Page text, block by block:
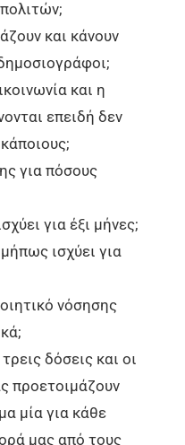
και κάνουν
και η
επειδή δεν
για πόσους
σχύει για έξι μήνες;
μήπως ισχύει για
νόσησης
δόσεις και οι
προετοιμάζουν
μία για κάθε
μας από τους